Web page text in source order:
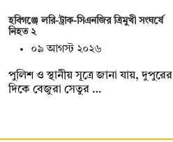
হবিগঞ্জে লরি-ট্রাক-সিএনজির ত্রিমুখী সংঘর্ষে
নিহত ২
০৯ আগস্ট ২০২৬
পুলিশ ও স্থানীয় সূত্রে জানা যায়, দুপুরের
দিকে বেজুরা সেতুর …